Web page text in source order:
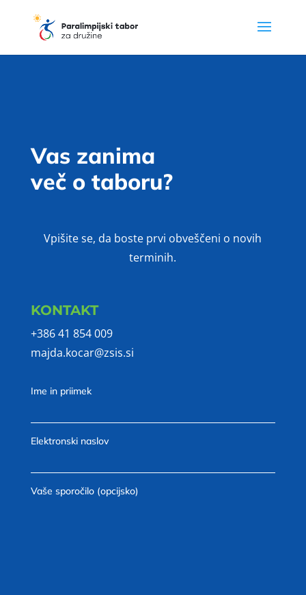
Vas zanima
več o taboru?
Vpišite se, da boste prvi obveščeni o novih
terminih.
KONTAKT
+38641 854 009
majda.kocar@zsis.si
Ime in priimek
Elektronski naslov
Vaše sporočilo (opcijsko)